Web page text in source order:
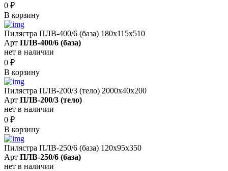
0 ₽
В корзину
Пилястра ПЛВ-400/6 (база) 180х115х510
Арт ПЛВ-400/6 (база)
нет в наличии
0 ₽
В корзину
Пилястра ПЛВ-200/3 (тело) 2000х40х200
Арт ПЛВ-200/3 (тело)
нет в наличии
0 ₽
В корзину
Пилястра ПЛВ-250/6 (база) 120х95х350
Арт ПЛВ-250/6 (база)
нет в наличии